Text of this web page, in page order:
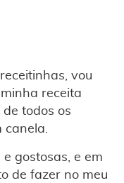
vou
receita
todos os
canela.
gostosas, e em
de fazer no meu